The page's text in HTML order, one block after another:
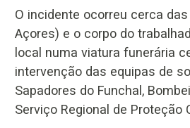
O incidente ocorreu cerca
Açores) e o corpo do
local numa viatura funerária
intervenção das equipas de
Sapadores do Funchal,
Serviço Regional de Proteção